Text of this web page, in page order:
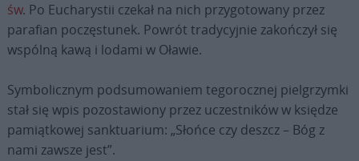
św. Po Eucharystii czekał na nich przygotowany przez
parafian poczęstunek. Powrót tradycyjnie zakończył się
wspólną kawą i lodami w Oławie.
Symbolicznym podsumowaniem tegorocznej pielgrzymki
stał się wpis pozostawiony przez uczestników w księdze
pamiątkowej sanktuarium: „Słońce czy deszcz – Bóg z
nami zawsze jest”.